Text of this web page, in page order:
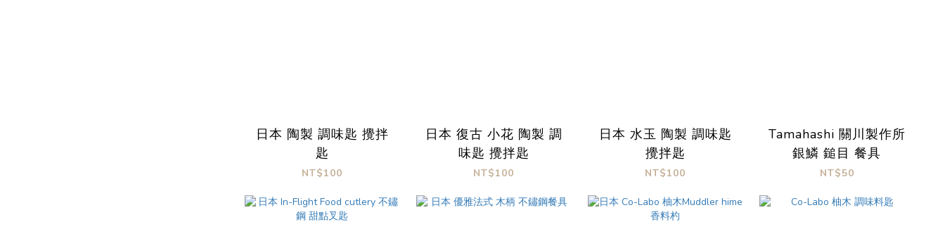
日本 陶製 調味匙 攪拌
匙
NT$100
日本 復古 小花 陶製 調
味匙 攪拌匙
NT$100
日本 水玉 陶製 調味匙
攪拌匙
NT$100
Tamahashi 關川製作所
銀鱗 鎚目 餐具
NT$50